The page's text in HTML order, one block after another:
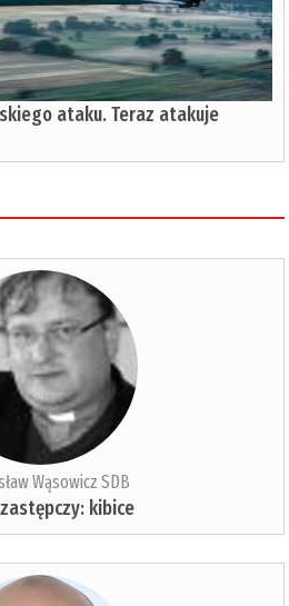
ataku. Teraz atakuje
Wąsowicz SDB
kibice